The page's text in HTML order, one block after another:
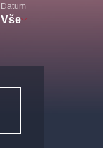
Datum
Vše